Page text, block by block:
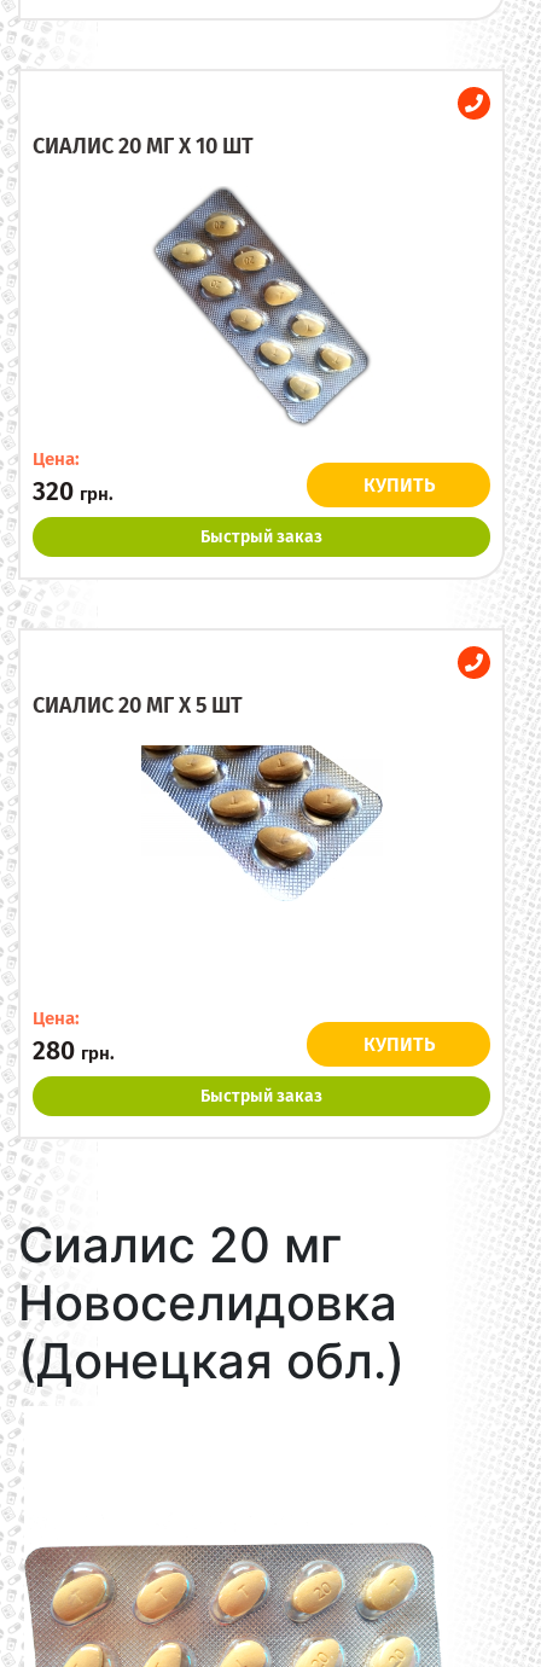
СИАЛИС 20 МГ X 10 ШТ
Цена:
320 грн. КУПИТЬ
Быстрый заказ
СИАЛИС 20 МГ X 5 ШТ
Цена:
280 грн. КУПИТЬ
Быстрый заказ
Сиалис 20 мг
Новоселидовка
(Донецкая обл.)